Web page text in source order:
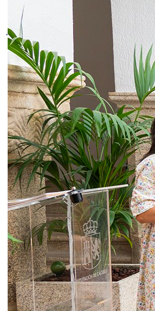
de
junio
de
2026